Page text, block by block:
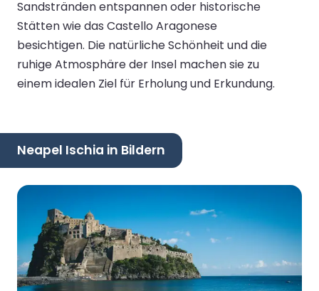
Sandstränden entspannen oder historische
Stätten wie das Castello Aragonese
besichtigen. Die natürliche Schönheit und die
ruhige Atmosphäre der Insel machen sie zu
einem idealen Ziel für Erholung und Erkundung.
Neapel Ischia in Bildern